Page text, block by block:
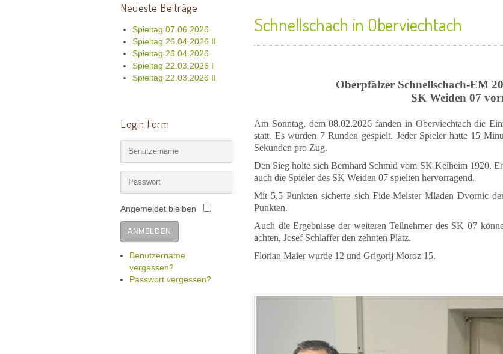
Neueste Beiträge
Spieltag 07.06.2026
Spieltag 26.04.2026 II
Spieltag 26.04.2026
Spieltag 22.03.2026 I
Spieltag 22.03.2026 II
Login Form
Angemeldet bleiben
ANMELDEN
Benutzername
vergessen?
Passwort vergessen?
Schnellschach in Oberviechtach
Oberpfälzer Schnellschach-EM
SK Weiden 07
Am Sonntag, dem 08.02.2026 fanden in Oberviechtach die
statt. Es wurden 7 Runden gespielt. Jeder Spieler hatte 15
Sekunden pro Zug.
Den Sieg holte sich Bernhard Schmid vom SK Kelheim 1920.
auch die Spieler des SK Weiden 07 spielten hervorragend.
Mit 5,5 Punkten sicherte sich Fide-Meister Mladen Dvornic
Punkten.
Auch die Ergebnisse der weiteren Teilnehmer des SK 07
achten, Josef Schlaffer den zehnten Platz.
Florian Maier wurde 12 und Grigorij Moroz 15.